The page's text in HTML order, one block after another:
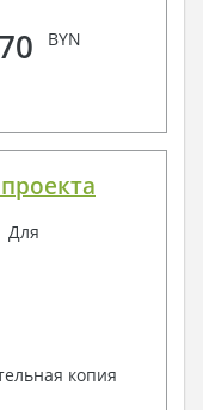
BYN
Для
копия